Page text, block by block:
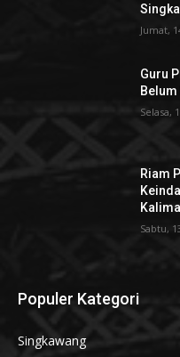
Jumat,
Guru
Selasa,
Riam
Sabtu,
Populer Kategori
Singkawang